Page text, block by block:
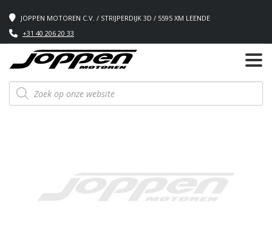
JOPPEN MOTOREN C.V. / STRIJPERDIJK 3D / 5595 XM LEENDE
+31 40 206 20 33
Producten
zoeken